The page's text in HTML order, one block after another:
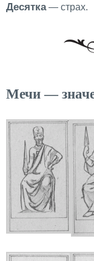
Десятка— страх.
Мечи —